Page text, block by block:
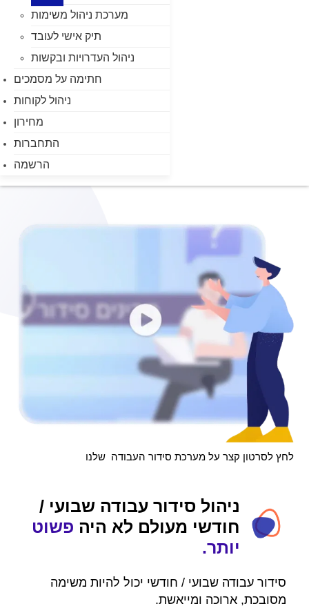
מערכת ניהול משימות
תיק אישי לעובד
ניהול העדרויות ובקשות
חתימה על מסמכים
ניהול לקוחות
מחירון
התחברות
הרשמה
לחץ לסרטון קצר על מערכת סידור העבודה שלנו
ניהול סידור עבודה שבועי /
חודשי מעולם לא היה פשוט
יותר.
סידור עבודה שבועי / חודשי יכול להיות משימה
מסובכת, ארוכה ומייאשת.